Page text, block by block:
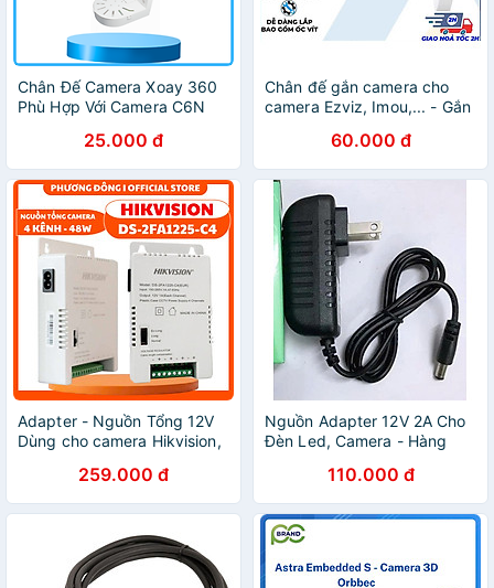
Chân Đế Camera Xoay 360
Phù Hợp Với Camera C6N
Chân Đế Dome Camera Imou
Vitacam, - Hàng nhập khẩu
25.000 đ
Chân đế gắn camera cho
camera Ezviz, Imou,... - Gắn
lợi, dễ dàng - Hàng Nhập
Khẩu
60.000 đ
Adapter - Nguồn Tổng 12V
Dùng cho camera Hikvision,
259.000 đ
Nguồn Adapter 12V 2A Cho
Đèn Led, Camera - Hàng
CAMERA GIÁM SÁT
110.000 đ